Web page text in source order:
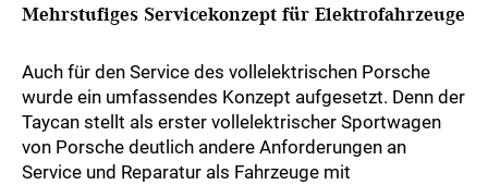
Mehrstufiges Servicekonzept für Elektrofahrzeuge
Auch für den Service des vollelektrischen Porsche
wurde ein umfassendes Konzept aufgesetzt. Denn der
Taycan stellt als erster vollelektrischer Sportwagen
von Porsche deutlich andere Anforderungen an
Service und Reparatur als Fahrzeuge mit